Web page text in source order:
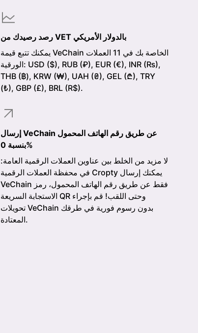
رصد رصيدك من VET بالدولار الأمريكي
يمكنك تتبع قيمة VeChain الخاصة بك في 11 العملات
الورقية: USD ($), RUB (₽), EUR (€), INR (₨),
THB (฿), KRW (₩), UAH (₴), GEL (₾), TRY
(₺), GBP (£), BRL (R$).
إرسال VeChain عن طريق رقم الهاتف المحمول
بنسبة 0%
لا مزيد من الخلط بين عناوين العملات الرقمية العامة:
في محفظة العملات الرقمية Cropty يمكنك إرسال
VeChain فقط عن طريق رقم الهاتف المحمول، رمز
الاستجابة السريعة QR وحتى اللقب! قم بإجراء
تحويلات VeChain بدون رسوم فورية في طرقك
المعتادة.